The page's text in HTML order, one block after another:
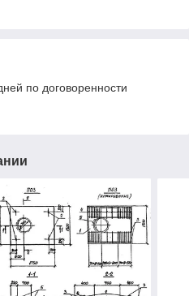
по договоренности